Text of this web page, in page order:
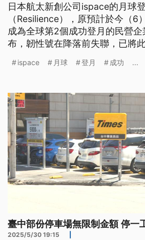
日本航太新創公司ispace的月球
（Resilience），原預計於今（6
成為全球第2個成功登月的民營
布，韌性號在降落前失聯，已將
航太單位的機器，包含台灣首個
ispace 月球 登月 成功 ...
臺中部份停車場無限制金額 停一
2025/5/30 19:15